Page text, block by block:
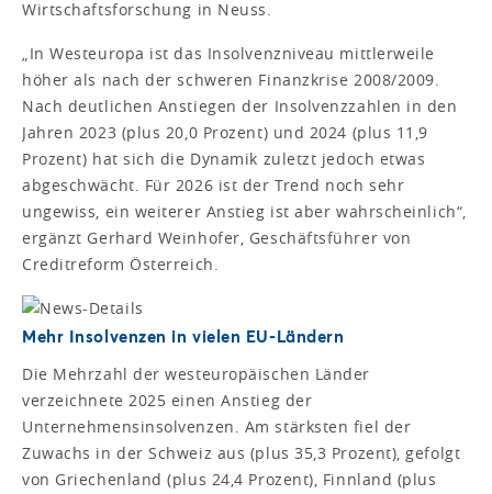
Wirtschaftsforschung in Neuss.
„In Westeuropa ist das Insolvenzniveau mittlerweile
höher als nach der schweren Finanzkrise 2008/2009.
Nach deutlichen Anstiegen der Insolvenzzahlen in den
Jahren 2023 (plus 20,0 Prozent) und 2024 (plus 11,9
Prozent) hat sich die Dynamik zuletzt jedoch etwas
abgeschwächt. Für 2026 ist der Trend noch sehr
ungewiss, ein weiterer Anstieg ist aber wahrscheinlich“,
ergänzt Gerhard Weinhofer, Geschäftsführer von
Creditreform Österreich.
Mehr Insolvenzen in vielen EU-Ländern
Die Mehrzahl der westeuropäischen Länder
verzeichnete 2025 einen Anstieg der
Unternehmensinsolvenzen. Am stärksten fiel der
Zuwachs in der Schweiz aus (plus 35,3 Prozent), gefolgt
von Griechenland (plus 24,4 Prozent), Finnland (plus